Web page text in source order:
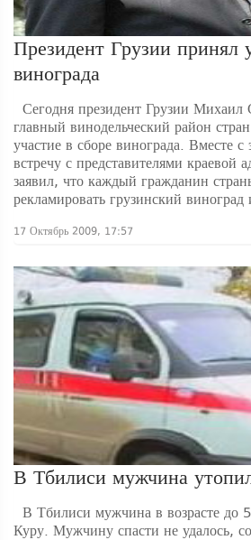
Президент Грузии принял
винограда
Сегодня президент Грузии Михаил
главный винодельческий район
участие в сборе винограда. Вместе
встречу с представителями краевой
заявил, что каждый гражданин
рекламировать грузинский
17 Октябрь 2009, 17:57
В Тбилиси мужчина
В Тбилиси мужчина в возрасте до
Куру. Мужчину спасти не удалось,